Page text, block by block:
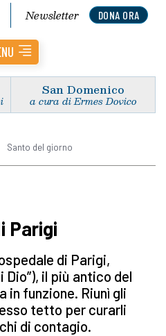
DONA ORA
Newsletter
San Domenico
a cura di Ermes Dovico
Santo del giorno
Parigi
di Parigi,
Dio”), il più antico del
in funzione. Riunì gli
tetto per curarli
di contagio.